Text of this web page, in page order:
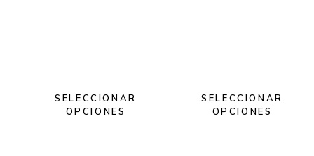
SELECCIONAR
OPCIONES
SELECCIONAR
OPCIONES